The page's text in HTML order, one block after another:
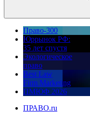
Право-300
Юррынок РФ:
35 лет спустя
Экологическое
право
Best Law
Firm Marketing
ПМЮФ 2026
ПРАВО.ru